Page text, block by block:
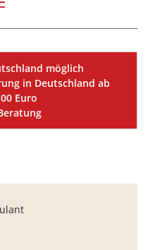
möglich
in Deutschland ab
Euro